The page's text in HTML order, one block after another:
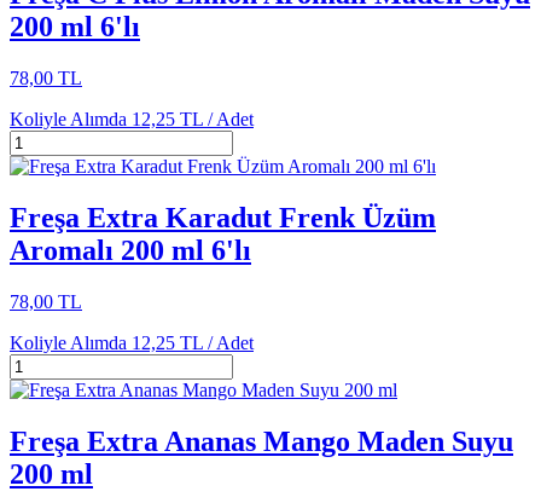
200 ml 6'lı
78,00 TL
Koliyle Alımda 12,25 TL /Adet
Freşa Extra Karadut Frenk Üzüm
Aromalı 200 ml 6'lı
78,00 TL
Koliyle Alımda 12,25 TL /Adet
Freşa Extra Ananas Mango Maden Suyu
200 ml